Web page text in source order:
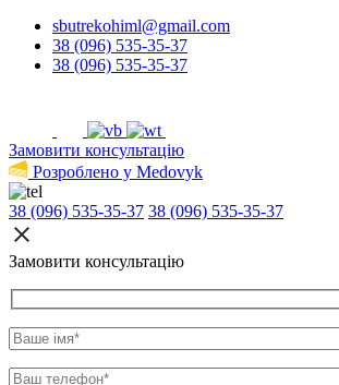
sbutrekohiml@gmail.com
38 (096) 535-35-37
38 (096) 535-35-37
Замовити консультацію
Розроблено у Medovyk
38 (096) 535-35-37 38 (096) 535-35-37
Замовити консультацію